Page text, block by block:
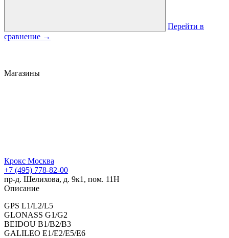
Перейти в
сравнение →
Магазины
Крокс Москва
+7 (495) 778-82-00
пр-д. Шелихова, д. 9к1, пом. 11Н
Описание
GPS L1/L2/L5
GLONASS G1/G2
BEIDOU B1/B2/B3
GALILEO E1/E2/E5/E6